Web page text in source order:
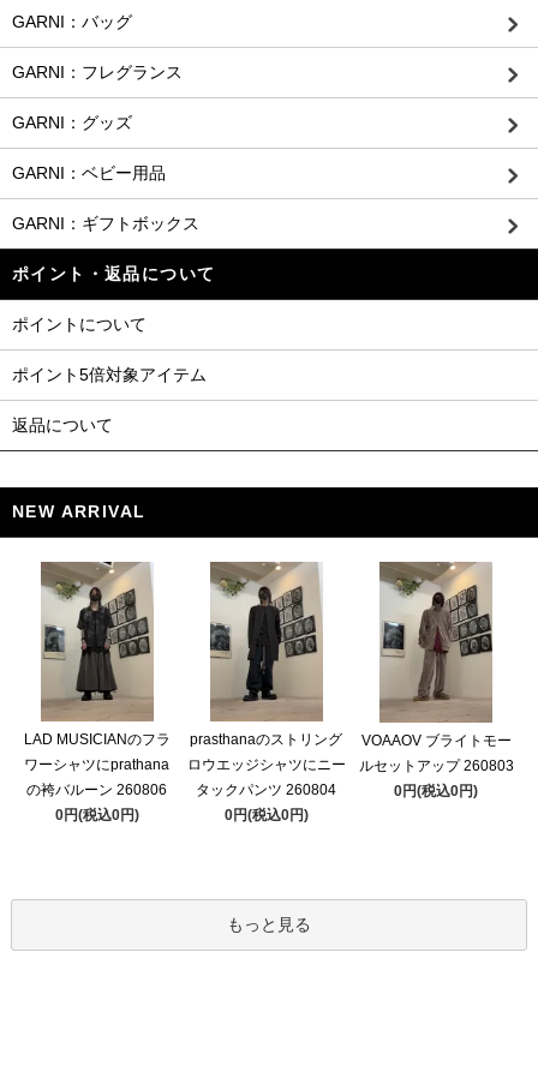
GARNI：バッグ
GARNI：フレグランス
GARNI：グッズ
GARNI：ベビー用品
GARNI：ギフトボックス
ポイント・返品について
ポイントについて
ポイント5倍対象アイテム
返品について
NEW ARRIVAL
LAD MUSICIANのフラ
ワーシャツにprathana
の袴バルーン 260806
0円(税込0円)
prasthanaのストリング
ロウエッジシャツにニー
タックパンツ 260804
0円(税込0円)
VOAAOV ブライトモー
ルセットアップ 260803
0円(税込0円)
もっと見る